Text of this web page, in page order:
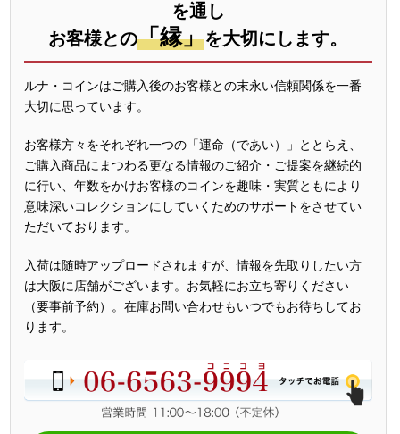
を通し
お客様との「縁」を大切にします。
ルナ・コインはご購入後のお客様との末永い信頼関係を一番
大切に思っています。
お客様方々をそれぞれ一つの「運命（であい）」ととらえ、
ご購入商品にまつわる更なる情報のご紹介・ご提案を継続的
に行い、年数をかけお客様のコインを趣味・実質ともにより
意味深いコレクションにしていくためのサポートをさせてい
ただいております。
入荷は随時アップロードされますが、情報を先取りしたい方
は大阪に店舗がございます。お気軽にお立ち寄りください
（要事前予約）。在庫お問い合わせもいつでもお待ちしてお
ります。